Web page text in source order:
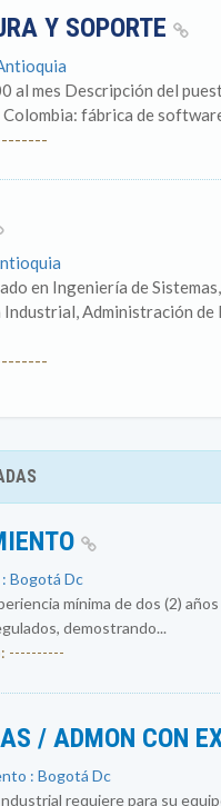
Y SOPORTE
al mes Descripción del
fábrica de
en Ingeniería de
Administración
Bogotá Dc
mínima de dos (2)
demostrando...
----------
/ ADMON CON
: Bogotá Dc
requiere para su